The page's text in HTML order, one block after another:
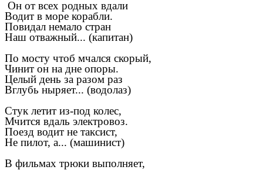
Он от всех родных вдали
Водит в море корабли.
Повидал немало стран
Наш отважный... (капитан)
По мосту чтоб мчался скорый,
Чинит он на дне опоры.
Целый день за разом раз
Вглубь ныряет... (водолаз)
Стук летит из-под колес,
Мчится вдаль электровоз.
Поезд водит не таксист,
Не пилот, а... (машинист)
В фильмах трюки выполняет,